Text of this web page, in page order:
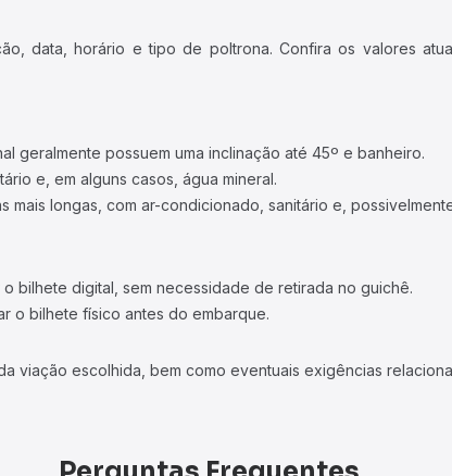
data, horário e tipo de poltrona. Confira os valores
geralmente possuem uma inclinação até 45º e banheiro.
e, em alguns casos, água mineral.
mais longas, com ar-condicionado, sanitário e,
bilhete digital, sem necessidade de retirada no guichê.
o bilhete físico antes do embarque.
viação escolhida, bem como eventuais exigências